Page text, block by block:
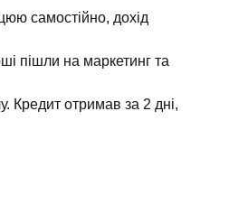
самостійно, дохід
пішли на маркетинг та
Кредит отримав за 2 дні,